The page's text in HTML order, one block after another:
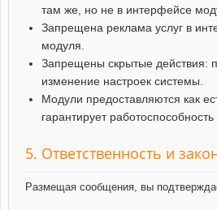
там же, но не в интерфейсе
Запрещена реклама услуг в
модуля.
Запрещены скрытые действия:
изменение настроек системы.
Модули предоставляются как
гарантирует
5. Ответственность и
Размещая сообщения, вы